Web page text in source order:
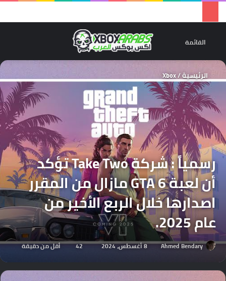
القائمة
الرئيسية/
Xbox
رسمياً : شركة Take Two تؤكد
أن لعبة GTA 6 مازال من المقرر
اصدارها خلال الربع الأخير من
عام 2025.
Ahmed Bendary 8 أغسطس، 2024 42 أقل من دقيقة